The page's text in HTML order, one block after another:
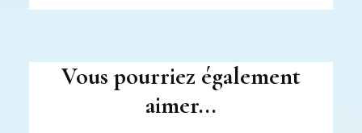
Vous pourriez également
aimer...